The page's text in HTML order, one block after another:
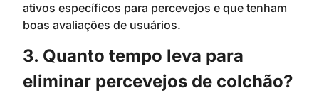
ativos específicos para percevejos e que tenham
boas avaliações de usuários.
3. Quanto tempo leva para
eliminar percevejos de colchão?